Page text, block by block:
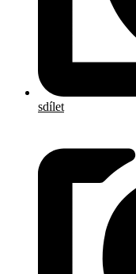
sdílet